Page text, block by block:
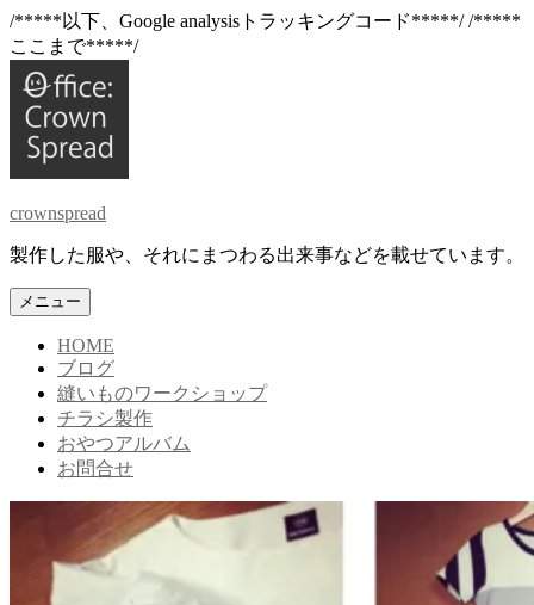
/*****以下、Google analysisトラッキングコード*****//*****
ここまで*****/
ン
テ
ス
キ
ッ
プ
crownspread
製作した服や、それにまつわる出来事などを載せています。
メニュー
HOME
ブログ
縫いものワークショップ
チラシ製作
おやつアルバム
お問合せ